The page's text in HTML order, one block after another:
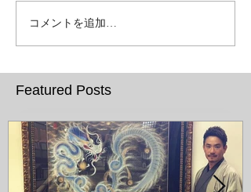
コメントを追加…
Featured Posts